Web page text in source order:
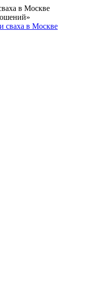
в Москве